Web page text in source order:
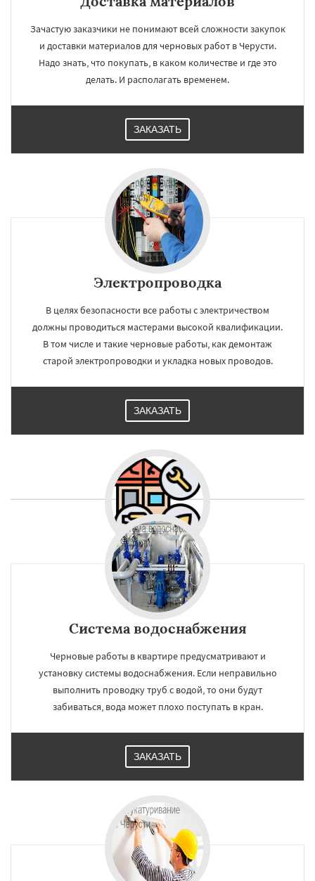
Зачастую заказчики не понимают всей сложности закупок
и доставки материалов для черновых работ в Черусти.
Надо знать, что покупать, в каком количестве и где это
делать. И располагать временем.
ЗАКАЗАТЬ
Электропроводка
В целях безопасности все работы с электричеством
должны проводиться мастерами высокой квалификации.
В том числе и такие черновые работы, как демонтаж
старой электропроводки и укладка новых проводов.
ЗАКАЗАТЬ
Система водоснабжения
Черновые работы в квартире предусматривают и
установку системы водоснабжения. Если неправильно
выполнить проводку труб с водой, то они будут
забиваться, вода может плохо поступать в кран.
ЗАКАЗАТЬ